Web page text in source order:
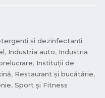
și dezinfectanți
, Industria auto, Industria
, Instituții de
, Restaurant și bucătărie,
, Sport și Fitness